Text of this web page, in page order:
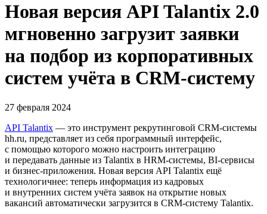
Новая версия API Talantix 2.0
мгновенно загрузит заявки
на подбор из корпоративных
систем учёта в CRM-систему
27 февраля 2024
API Talantix — это инструмент рекрутинговой СRM-системы
hh.ru, представляет из себя программный интерфейс,
с помощью которого можно настроить интеграцию
и передавать данные из Talantix в HRM-системы, BI-сервисы
и бизнес-приложения. Новая версия API Talantix ещё
технологичнее: теперь информация из кадровых
и внутренних систем учёта заявок на открытие новых
вакансий автоматически загрузится в CRM-систему Talantix.